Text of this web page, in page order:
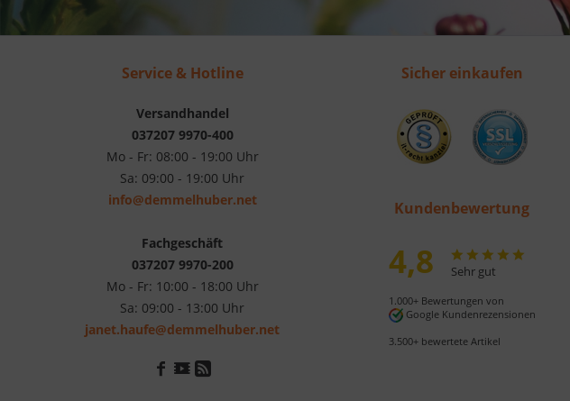
Service & Hotline
Versandhandel
037207 9970-400
Mo - Fr: 08:00 - 19:00 Uhr
Sa: 09:00 - 19:00 Uhr
info@demmelhuber.net
Fachgeschäft
037207 9970-200
Mo - Fr: 10:00 - 18:00 Uhr
Sa: 09:00 - 13:00 Uhr
janet.haufe@demmelhuber.net
Sicher einkaufen
Kundenbewertung
4,8 Sehr gut
1.000+ Bewertungen von
Google Kundenrezensionen
3.500+ bewertete Artikel